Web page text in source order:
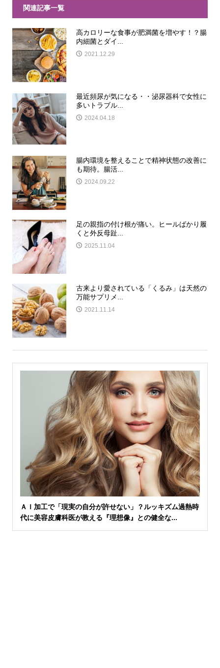
関連記事一覧
高カロリーな食事が肥満菌を増やす！？腸
内細菌とダイ...
2021.12.29
最近頻尿が気になる・・泌尿器科で女性に
多いトラブル...
2024.04.18
腸内環境を整えることで精神状態の改善に
も期待。腸活...
2024.09.22
足の親指の付け根が痛い。ヒールばかり履
くと外反母趾...
2025.11.04
古来より愛されている「くるみ」は天然の
万能サプリメ...
2021.11.14
ＡＩ加工で「現実の自分が許せない」？ルッキズム過熱時
代に美容皮膚科医が教える『理想像』との健全な...